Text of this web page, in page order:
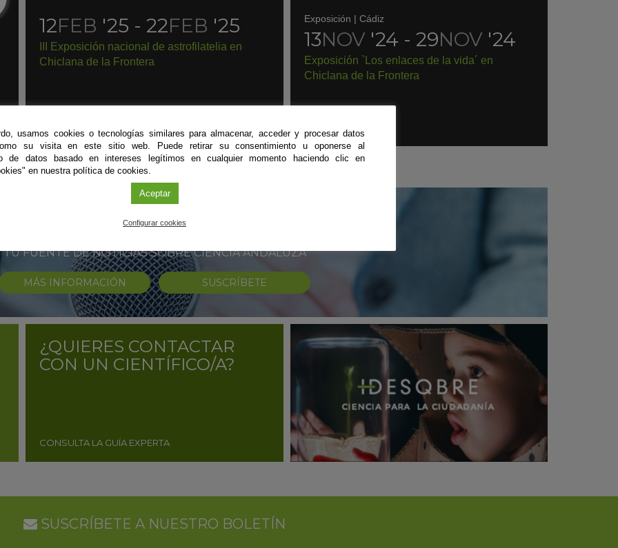
12FEB '25 - 22FEB '25
III Exposición nacional de astrofilatelia en
Chiclana de la Frontera
Exposición | Cádiz
13NOV '24 - 29NOV '24
Exposición `Los enlaces de la vida´ en
Chiclana de la Frontera
#CienciaDirecta
TU FUENTE DE NOTICIAS SOBRE CIENCIA ANDALUZA
MÁS INFORMACIÓN SUSCRÍBETE
¿QUIERES CONTACTAR
CON UN CIENTÍFICO/A?
CONSULTA LA GUÍA EXPERTA
SUSCRÍBETE A NUESTRO BOLETÍN
usamos cookies o tecnologías similares para almacenar, acceder y procesar datos
su visita en este sitio web. Puede retirar su consentimiento u oponerse al
de datos basado en intereses legítimos en cualquier momento haciendo clic en
en nuestra política de cookies.
Aceptar
Configurar cookies